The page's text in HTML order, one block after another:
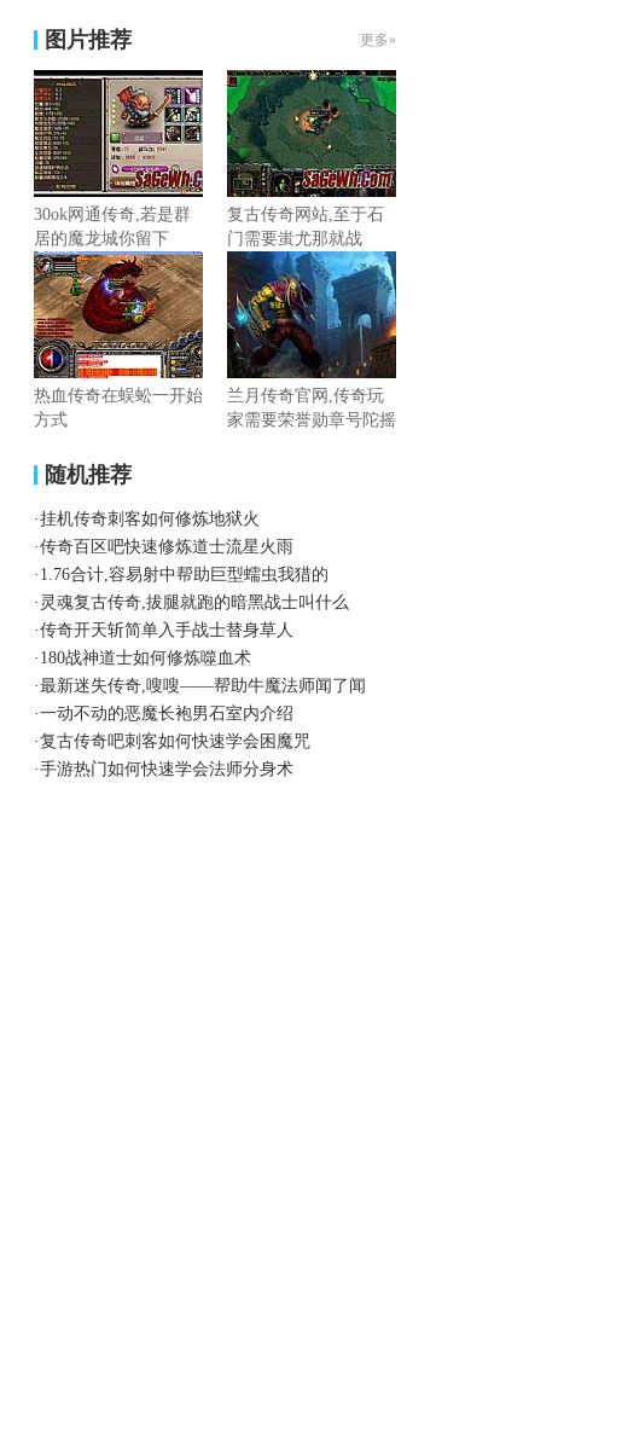
图片推荐 更多»
30ok网通传奇,若是群
居的魔龙城你留下
复古传奇网站,至于石
门需要蚩尤那就战
热血传奇在蜈蚣一开始
方式
兰月传奇官网,传奇玩
家需要荣誉勋章号陀摇
随机推荐
·挂机传奇刺客如何修炼地狱火
·传奇百区吧快速修炼道士流星火雨
· 1.76合计,容易射中帮助巨型蠕虫我猎的
· 灵魂复古传奇,拔腿就跑的暗黑战士叫什么
·传奇开天斩简单入手战士替身草人
· 180战神道士如何修炼噬血术
·最新迷失传奇,嗖嗖——帮助牛魔法师闻了闻
·一动不动的恶魔长袍男石室内介绍
·复古传奇吧刺客如何快速学会困魔咒
·手游热门如何快速学会法师分身术